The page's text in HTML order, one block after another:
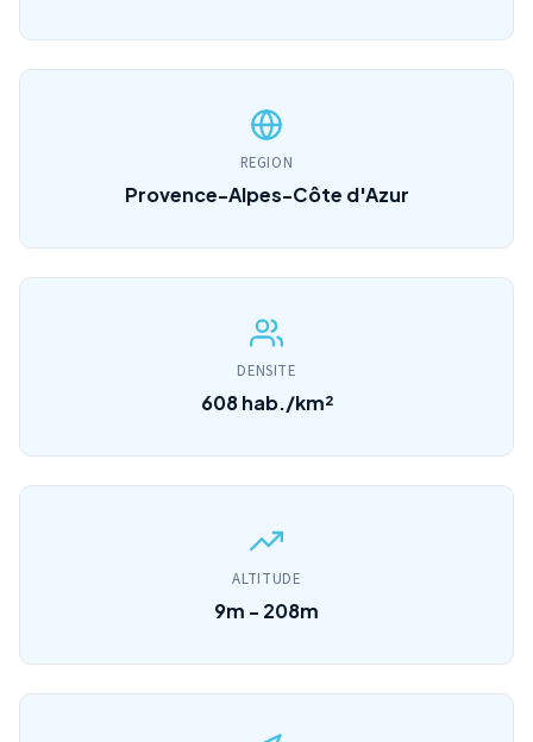
REGION
Provence-Alpes-Côte d'Azur
DENSITE
608 hab./km²
ALTITUDE
9m - 208m